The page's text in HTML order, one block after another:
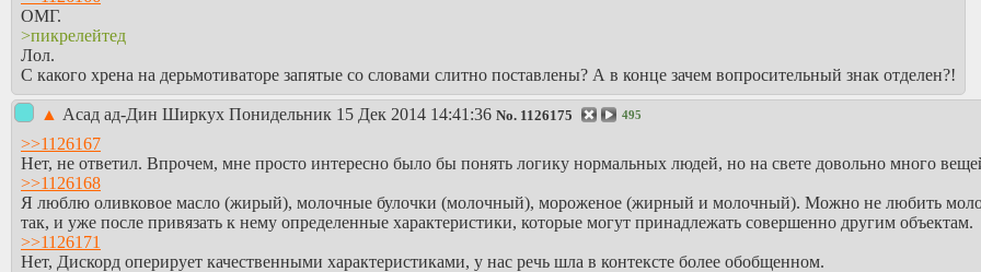
ОМГ.
>пикрелейтед
Лол.
С какого хрена на дерьмотиваторе запятые со словами слитно поставлены? А в конце зачем вопросительный знак отделен?!
▲ Асад ад-Дин Ширкух Понидельник 15 Дек 2014 14:41:36 No. 1126175 495
>>1126167
Нет, не ответил. Впрочем, мне просто интересно было бы понять логику нормальных людей, но на свете довольно много
>>1126168
Я люблю оливковое масло (жирый), молочные булочки (молочный), мороженое (жирный и молочный). Можно не любить
так, и уже после привязать к нему определенные характеристики, которые могут принадлежать совершенно другим объектам.
>>1126171
Нет, Дискорд оперирует качественными характеристиками, у нас речь шла в контексте более обобщенном.